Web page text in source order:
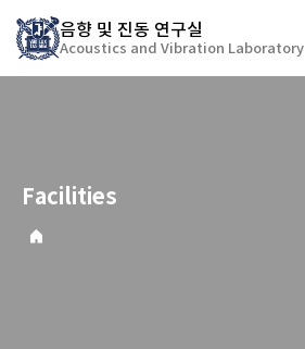
음향 및 진동 연구실
Acoustics and Vibration Laboratory
Facilities